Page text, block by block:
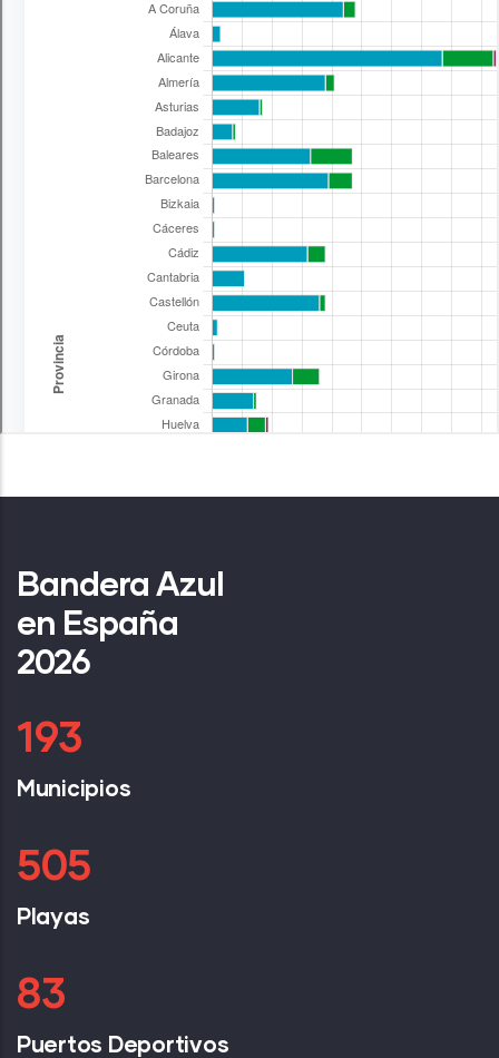
Bandera Azul
en España
2026
258
Municipios
677
Playas
111
Puertos Deportivos